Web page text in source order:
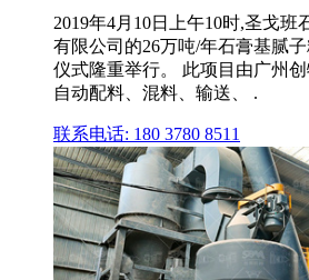
2019年4月10日上午10时,圣戈班
有限公司的26万吨/年石膏基腻
仪式隆重举行。 此项目由广州
自动配料、混料、输送、 .
联系电话: 180 3780 8511